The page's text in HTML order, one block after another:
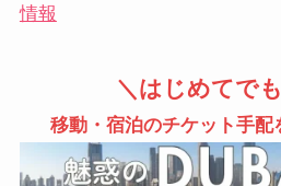
情報
＼はじめてで
移動・宿泊のチケット手配